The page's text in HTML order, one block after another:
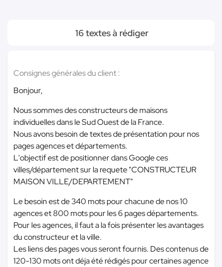
16 textes à rédiger
Consignes générales du client :
Bonjour,
Nous sommes des constructeurs de maisons
individuelles dans le Sud Ouest de la France.
Nous avons besoin de textes de présentation pour nos
pages agences et départements.
L'objectif est de positionner dans Google ces
villes/département sur la requete "CONSTRUCTEUR
MAISON VILLE/DEPARTEMENT"
Le besoin est de 340 mots pour chacune de nos 10
agences et 800 mots pour les 6 pages départements.
Pour les agences, il faut a la fois présenter les avantages
du constructeur et la ville.
Les liens des pages vous seront fournis. Des contenus de
120-130 mots ont déja été rédigés pour certaines agence